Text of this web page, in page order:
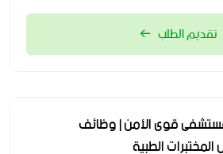
تقديم الطلب
قوى الأمن | وظائف
الطبية